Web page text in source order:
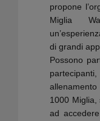
propone
Miglia
di grandi
Possono
1000 Miglia,
ad